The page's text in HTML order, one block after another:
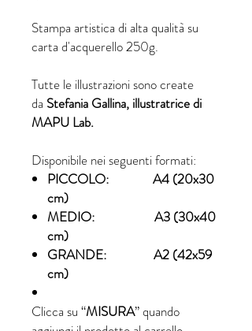
Stampa artistica di alta qualità su
carta d'acquerello 250g.
Tutte le illustrazioni sono create
da Stefania Gallina, illustratrice di
MAPU Lab.
Disponibile nei seguenti formati:
PICCOLO: A4 (20x30
cm)
MEDIO: A3 (30x40
cm)
GRANDE: A2 (42x59
cm)
Clicca su “MISURA” quando